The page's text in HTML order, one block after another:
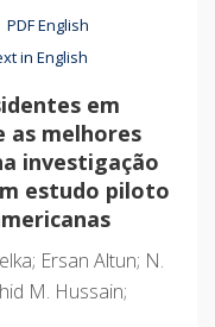
PDF English
in English
em
as melhores
investigação
estudo piloto
Ersan Altun; N.
M. Hussain;